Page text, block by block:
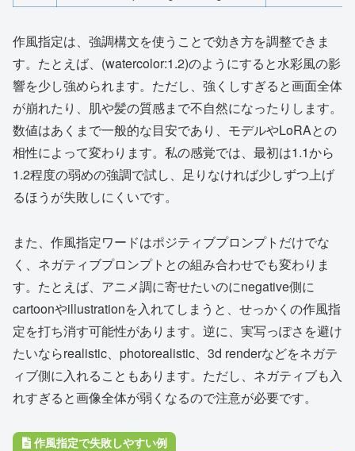
作風指定は、強調構文を使うことで効き方を調整できま
す。たとえば、(watercolor:1.2)のようにすると水彩風の影
響を少し強められます。ただし、強くしすぎると画面全体
が崩れたり、肌や髪の質感まで不自然になったりします。
数値はあくまで一般的な目安であり、モデルやLoRAとの
相性によって変わります。私の感覚では、最初は1.1から
1.2程度の弱めの強調で試し、足りなければ少しずつ上げ
るほうが失敗しにくいです。
また、作風指定ワードはポジティブプロンプトだけでな
く、ネガティブプロンプトとの組み合わせでも変わりま
す。たとえば、アニメ調に寄せたいのにnegative側に
cartoonやillustrationを入れてしまうと、せっかくの作風指
定を打ち消す可能性があります。逆に、実写っぽさを避け
たいならrealistic、photorealistic、3d renderなどをネガテ
ィブ側に入れることもあります。ただし、ネガティブも入
れすぎると画像全体が弱くなるので注意が必要です。
作風指定で失敗しやすい例